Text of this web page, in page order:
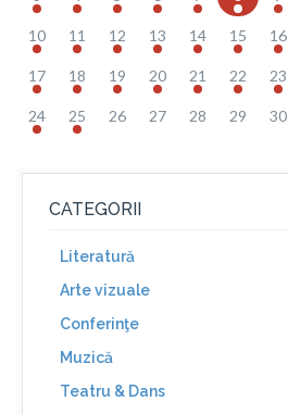
10 11 12 13 14 15 16
17 18 19 20 21 22 23
24 25 26 27 28 29 30
CATEGORII
Literatură
Arte vizuale
Conferinţe
Muzică
Teatru & Dans